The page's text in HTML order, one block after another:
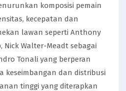
komposisi pemain
kecepatan dan
lawan seperti Anthony
Nick Walter-Meadt sebagai
Tonali yang berperan
keseimbangan dan distribusi
tinggi yang diterapkan